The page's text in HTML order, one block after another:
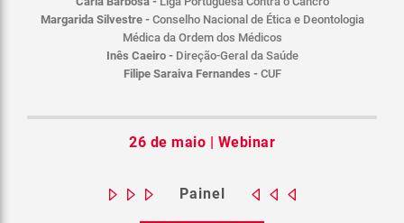
Margarida Silvestre - Conselho Nacional de Ética e Deontologia
Médica da Ordem dos Médicos
Inês Caeiro - Direção-Geral da Saúde
Filipe Saraiva Fernandes -CUF
26 de maio | Webinar
Painel